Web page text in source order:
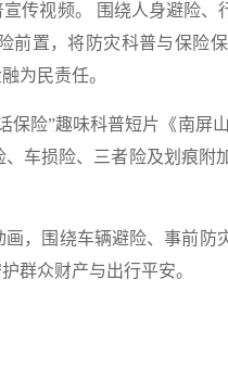
传视频。
围绕人身避险、
前置，将防灾科普与保险
为民责任。
险”趣味科普短片《南屏
车损险、三者险及划痕附
， 围绕车辆避险、事前防
群众财产与出行平安。